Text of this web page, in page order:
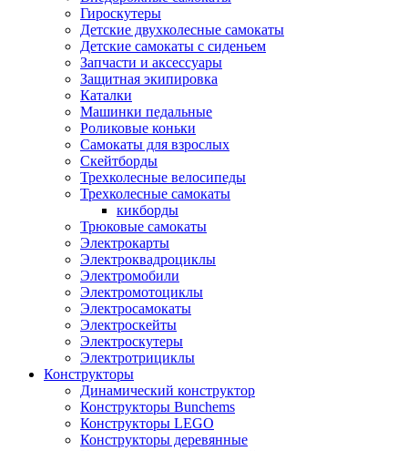
Гироскутеры
Детские двухколесные самокаты
Детские самокаты с сиденьем
Запчасти и аксессуары
Защитная экипировка
Каталки
Машинки педальные
Роликовые коньки
Самокаты для взрослых
Скейтборды
Трехколесные велосипеды
Трехколесные самокаты
кикборды
Трюковые самокаты
Электрокарты
Электроквадроциклы
Электромобили
Электромотоциклы
Электросамокаты
Электроскейты
Электроскутеры
Электротрициклы
Конструкторы
Динамический конструктор
Конструкторы Bunchems
Конструкторы LEGO
Конструкторы деревянные